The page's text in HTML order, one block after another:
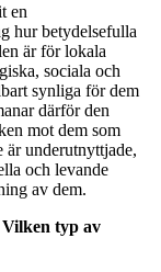
en
hur betydelsefulla
är för lokala
sociala och
synliga för dem
därför den
mot dem som
är underutnyttjade,
och levande
av dem.
typ av